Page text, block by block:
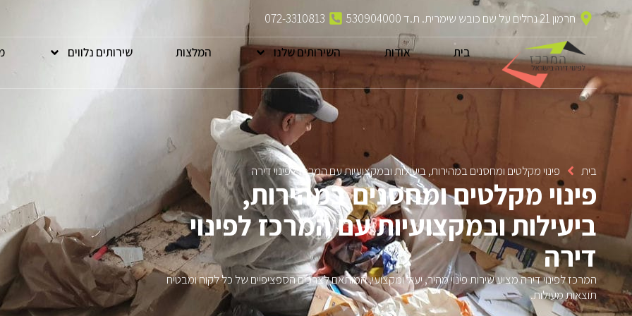
חרמון 21 נחלים על שם כובש שימרית. ת.ד 530904000 072-3310813
בית אודות השירותים שלנו המלצות שירותים נלווים
בית פינוי מקלטים ומחסנים במהירות, ביעילות ובמקצועיות עם המרכז לפינוי דירה
פינוי מקלטים ומחסנים במהירות,
ביעילות ובמקצועיות עם המרכז לפינוי
דירה
המרכז לפינוי דירה מציע שירות פינוי מהיר, יעיל ומקצועי, המותאם לצרכים הספציפיים של כל לקוח ומבטיח
תוצאות מעולות.